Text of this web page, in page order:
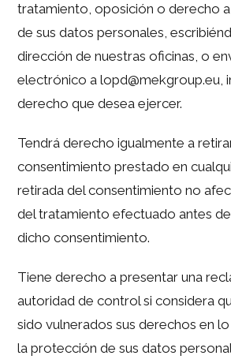
tratamiento, oposición o derecho
de sus datos personales,
dirección de nuestras oficinas, o
electrónico a lopd@mekgroup.eu,
derecho que desea ejercer.
Tendrá derecho igualmente a
consentimiento prestado en
retirada del consentimiento no
del tratamiento efectuado antes
dicho consentimiento.
Tiene derecho a presentar una
autoridad de control si considera
sido vulnerados sus derechos en
la protección de sus datos